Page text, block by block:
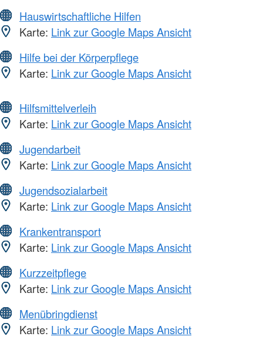
Hauswirtschaftliche Hilfen
Karte: Link zur Google Maps Ansicht
Hilfe bei der Körperpflege
Karte: Link zur Google Maps Ansicht
Hilfsmittelverleih
Karte: Link zur Google Maps Ansicht
Jugendarbeit
Karte: Link zur Google Maps Ansicht
Jugendsozialarbeit
Karte: Link zur Google Maps Ansicht
Krankentransport
Karte: Link zur Google Maps Ansicht
Kurzzeitpflege
Karte: Link zur Google Maps Ansicht
Menübringdienst
Karte: Link zur Google Maps Ansicht